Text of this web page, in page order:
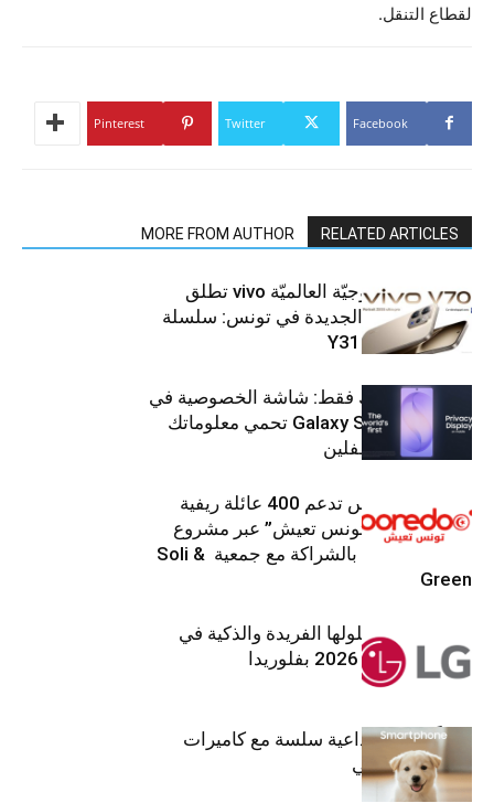
لقطاع التنقل.
Facebook
Twitter
Pinterest
RELATED ARTICLES
MORE FROM AUTHOR
العلامة التّكنولوجيّة العالميّة vivo تطلق
هواتفها الذكيّة الجديدة في تونس: سلسلة
V70 وسلسلة Y31
شاشتك، لعينيك فقط: شاشة الخصوصية في
جهاز Galaxy S26 Ultra تحمي معلوماتك
من أعين المتطفلين
Ooredoo تونس تدعم 400 عائلة ريفية
ضمن برنامج “تونس تعيش” عبر مشروع
تنموي مستدام بالشراكة مع جمعية Soli &
Green
إل جي تقدم حلولها الفريدة والذكية في
معرض (KBIS) 2026 بفلوريدا
قريباً: تجربة إبداعية سلسة مع كاميرات
أجهزة جالاكسي